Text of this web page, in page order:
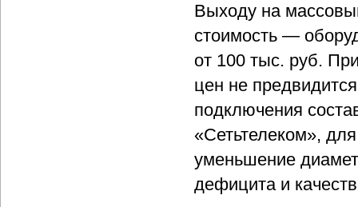
Выходу на
стоимость —
от 100 тыс. руб.
цен не
подключения
«Сетьтелеком»,
уменьшение
дефицита и